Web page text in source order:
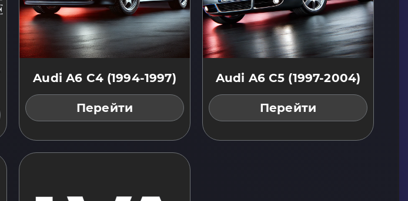
Audi A6 C4 (1994-1997)
Перейти
Audi A6 C5 (1997-2004)
Перейти